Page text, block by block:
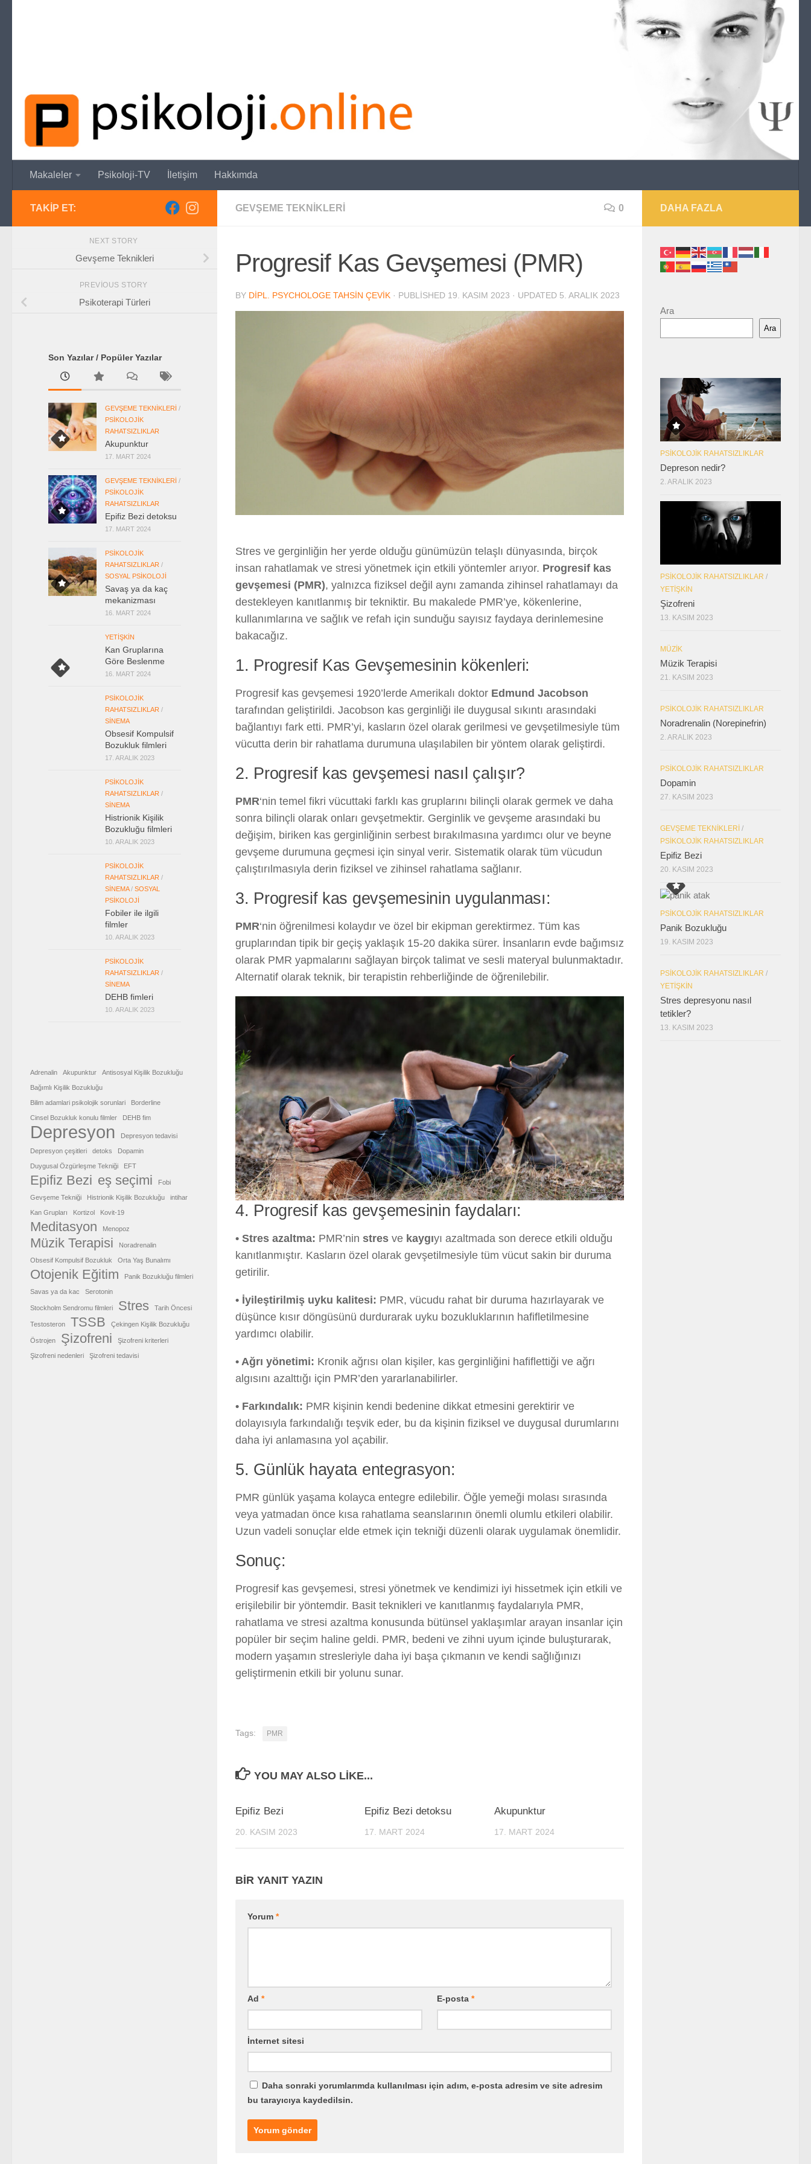
Makaleler Psikoloji-TV İletişim Hakkımda
GEVŞEME TEKNIKLERI 0
Progresif Kas Gevşemesi (PMR)
BY DIPL. PSYCHOLOGE TAHSIN ÇEVIK · PUBLISHED 19. KASIM 2023 · UPDATED 5. ARALIK 2023
Stres ve gerginliğin her yerde olduğu günümüzün telaşlı dünyasında, birçok
insan rahatlamak ve stresi yönetmek için etkili yöntemler arıyor. Progresif kas
gevşemesi (PMR), yalnızca fiziksel değil aynı zamanda zihinsel rahatlamayı da
destekleyen kanıtlanmış bir tekniktir. Bu makalede PMR’ye, kökenlerine,
kullanımlarına ve sağlık ve refah için sunduğu sayısız faydaya derinlemesine
bakacağız.
1. Progresif Kas Gevşemesinin kökenleri:
Progresif kas gevşemesi 1920’lerde Amerikalı doktor Edmund Jacobson
tarafından geliştirildi. Jacobson kas gerginliği ile duygusal sıkıntı arasındaki
bağlantıyı fark etti. PMR’yi, kasların özel olarak gerilmesi ve gevşetilmesiyle tüm
vücutta derin bir rahatlama durumuna ulaşılabilen bir yöntem olarak geliştirdi.
2. Progresif kas gevşemesi nasıl çalışır?
PMR‘nin temel fikri vücuttaki farklı kas gruplarını bilinçli olarak germek ve daha
sonra bilinçli olarak onları gevşetmektir. Gerginlik ve gevşeme arasındaki bu
değişim, biriken kas gerginliğinin serbest bırakılmasına yardımcı olur ve beyne
gevşeme durumuna geçmesi için sinyal verir. Sistematik olarak tüm vücudun
çalıştırılmasıyla derin fiziksel ve zihinsel rahatlama sağlanır.
3. Progresif kas gevşemesinin uygulanması:
PMR‘nin öğrenilmesi kolaydır ve özel bir ekipman gerektirmez. Tüm kas
gruplarından tipik bir geçiş yaklaşık 15-20 dakika sürer. İnsanların evde bağımsız
olarak PMR yapmalarını sağlayan birçok talimat ve sesli materyal bulunmaktadır.
Alternatif olarak teknik, bir terapistin rehberliğinde de öğrenilebilir.
4. Progresif kas gevşemesinin faydaları:
• Stres azaltma: PMR’nin stres ve kaygıyı azaltmada son derece etkili olduğu
kanıtlanmıştır. Kasların özel olarak gevşetilmesiyle tüm vücut sakin bir duruma
getirilir.
• İyileştirilmiş uyku kalitesi: PMR, vücudu rahat bir duruma hazırlayarak ve
düşünce kısır döngüsünü durdurarak uyku bozukluklarının hafifletilmesine
yardımcı olabilir.
• Ağrı yönetimi: Kronik ağrısı olan kişiler, kas gerginliğini hafiflettiği ve ağrı
algısını azalttığı için PMR’den yararlanabilirler.
• Farkındalık: PMR kişinin kendi bedenine dikkat etmesini gerektirir ve
dolayısıyla farkındalığı teşvik eder, bu da kişinin fiziksel ve duygusal durumlarını
daha iyi anlamasına yol açabilir.
5. Günlük hayata entegrasyon:
PMR günlük yaşama kolayca entegre edilebilir. Öğle yemeği molası sırasında
veya yatmadan önce kısa rahatlama seanslarının önemli olumlu etkileri olabilir.
Uzun vadeli sonuçlar elde etmek için tekniği düzenli olarak uygulamak önemlidir.
Sonuç:
Progresif kas gevşemesi, stresi yönetmek ve kendimizi iyi hissetmek için etkili ve
erişilebilir bir yöntemdir. Basit teknikleri ve kanıtlanmış faydalarıyla PMR,
rahatlama ve stresi azaltma konusunda bütünsel yaklaşımlar arayan insanlar için
popüler bir seçim haline geldi. PMR, bedeni ve zihni uyum içinde buluşturarak,
modern yaşamın stresleriyle daha iyi başa çıkmanın ve kendi sağlığınızı
geliştirmenin etkili bir yolunu sunar.
Tags: PMR
YOU MAY ALSO LIKE...
Epifiz Bezi
20. KASIM 2023
Epifiz Bezi detoksu
17. MART 2024
Akupunktur
17. MART 2024
BIR YANIT YAZIN
Yorum *
Ad * E-posta*
İnternet sitesi
Daha sonraki yorumlarımda kullanılması için adım, e-posta adresim ve site adresim
bu tarayıcıya kaydedilsin.
TAKIP ET:
NEXT STORY
Gevşeme Teknikleri
PREVIOUS STORY
Psikoterapi Türleri
Son Yazılar / Popüler Yazılar
GEVŞEME TEKNIKLERI /
PSIKOLOJIK
RAHATSIZLIKLAR
Akupunktur
17. MART 2024
GEVŞEME TEKNIKLERI /
PSIKOLOJIK
RAHATSIZLIKLAR
Epifiz Bezi detoksu
17. MART 2024
PSIKOLOJIK
RAHATSIZLIKLAR /
SOSYAL PSIKOLOJI
Savaş ya da kaç
mekanizması
16. MART 2024
YETIŞKIN
Kan Gruplarına
Göre Beslenme
16. MART 2024
PSIKOLOJIK
RAHATSIZLIKLAR /
SINEMA
Obsesif Kompulsif
Bozukluk filmleri
17. ARALIK 2023
PSIKOLOJIK
RAHATSIZLIKLAR /
SINEMA
Histrionik Kişilik
Bozukluğu filmleri
10. ARALIK 2023
PSIKOLOJIK
RAHATSIZLIKLAR /
SINEMA/ SOSYAL
PSIKOLOJI
Fobiler ile ilgili
filmler
10. ARALIK 2023
PSIKOLOJIK
RAHATSIZLIKLAR /
SINEMA
DEHB fimleri
10. ARALIK 2023
Adrenalin Akupunktur Antisosyal Kişilik Bozukluğu
Bağımlı Kişilik Bozukluğu
Bilim adamlari psikolojik sorunlari Borderline
Cinsel Bozukluk konulu filmler DEHB fim
Depresyon Depresyon tedavisi
Depresyon çeşitleri detoks Dopamin
Duygusal Özgürleşme Tekniği EFT
Epifiz Bezi eş seçimi Fobi
Gevşeme Tekniği Histrionik Kişilik Bozukluğu intihar
Kan Grupları Kortizol Kovit-19
Meditasyon Menopoz
Müzik Terapisi Noradrenalin
Obsesif Kompulsif Bozukluk Orta Yaş Bunalımı
Otojenik Eğitim Panik Bozukluğu filmleri
Savas ya da kac Serotonin
Stockholm Sendromu filmleri Stres Tarih Öncesi
Testosteron TSSB Çekingen Kişilik Bozukluğu
Östrojen Şizofreni Şizofreni kriterleri
Şizofreni nedenleri Şizofreni tedavisi
DAHA FAZLA
Ara
Ara
PSIKOLOJIK RAHATSIZLIKLAR
Depreson nedir?
2. ARALIK 2023
PSIKOLOJIK RAHATSIZLIKLAR /
YETIŞKIN
Şizofreni
13. KASIM 2023
MÜZIK
Müzik Terapisi
21. KASIM 2023
PSIKOLOJIK RAHATSIZLIKLAR
Noradrenalin (Norepinefrin)
2. ARALIK 2023
PSIKOLOJIK RAHATSIZLIKLAR
Dopamin
27. KASIM 2023
GEVŞEME TEKNIKLERI /
PSIKOLOJIK RAHATSIZLIKLAR
Epifiz Bezi
20. KASIM 2023
PSIKOLOJIK RAHATSIZLIKLAR
Panik Bozukluğu
19. KASIM 2023
PSIKOLOJIK RAHATSIZLIKLAR /
YETIŞKIN
Stres depresyonu nasıl
tetikler?
13. KASIM 2023